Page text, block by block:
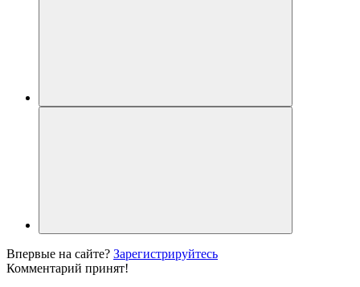
Впервые на сайте? Зарегистрируйтесь
Комментарий принят!